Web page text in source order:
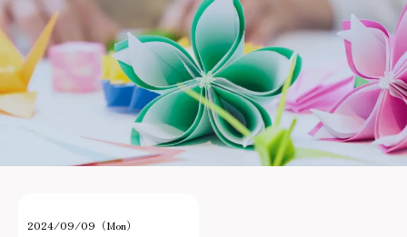
2024/09/09（Mon）